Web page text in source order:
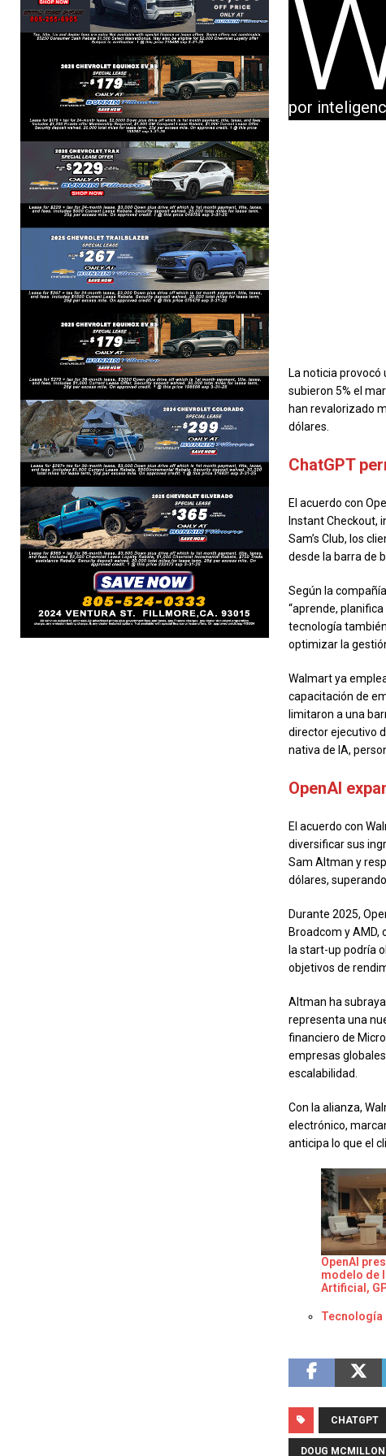
por
La noticia
subieron 5% el
han revalorizado
dólares.
ChatGPT
El acuerdo con
Instant Checkout,
Sam’s Club, los
desde la barra de
Según la
“aprende,
tecnología
optimizar la
Walmart ya
capacitación de
limitaron a una
director ejecutivo
nativa de IA,
OpenAI
El acuerdo con
diversificar sus
Sam Altman y
dólares,
Durante 2025,
Broadcom y AMD,
la start-up podría
objetivos de
Altman ha
representa una
financiero de
empresas
escalabilidad.
Con la alianza,
electrónico,
anticipa lo que el
OpenAI
modelo de
Artificial,
Respecto a
Tecnología
CHATGPT
DOUG MCMILLON